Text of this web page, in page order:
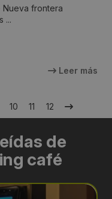
Nueva frontera
...
Leer más
10 11 12
de
café